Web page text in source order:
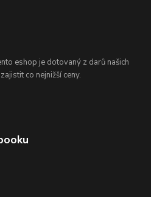
eshop je dotovaný z darů našich
co nejnižší ceny.